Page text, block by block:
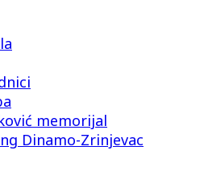
memorijal
Dinamo-Zrinjevac